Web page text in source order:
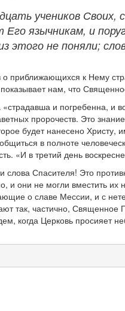
учеников
Его язычникам, и
этого не поняли;
о приближающихся к Нему
нам, что
и погребенна, и
пророчеств. Это
будет нанесено
в полноте
«И в третий день
слова Спасителя! Это
и они не могли вместить
о славе Мессии, и с
так, частично,
когда Церковь просияет